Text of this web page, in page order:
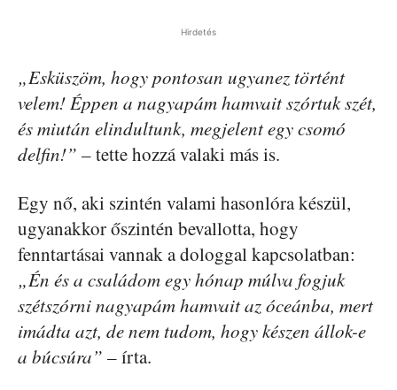
Hirdetés
„Esküszöm, hogy pontosan ugyanez történt
velem! Éppen a nagyapám hamvait szórtuk szét,
és miután elindultunk, megjelent egy csomó
delfin!” – tette hozzá valaki más is.
Egy nő, aki szintén valami hasonlóra készül,
ugyanakkor őszintén bevallotta, hogy
fenntartásai vannak a dologgal kapcsolatban:
„Én és a családom egy hónap múlva fogjuk
szétszórni nagyapám hamvait az óceánba, mert
imádta azt, de nem tudom, hogy készen állok-e
a búcsúra” – írta.